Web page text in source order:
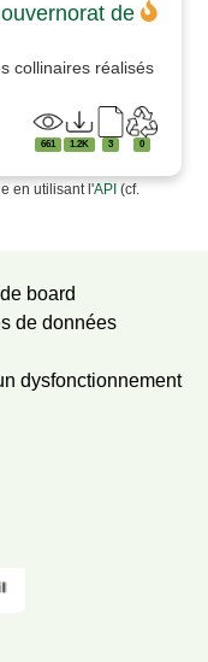
de
collinaires réalisés
661 1.2K 3 0
en utilisant l'API (cf.
board
de données
dysfonctionnement